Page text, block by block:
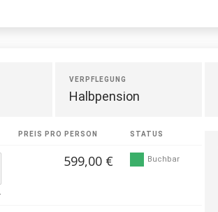
VERPFLEGUNG
Halbpension
PREIS PRO PERSON STATUS
599,00 € Buchbar